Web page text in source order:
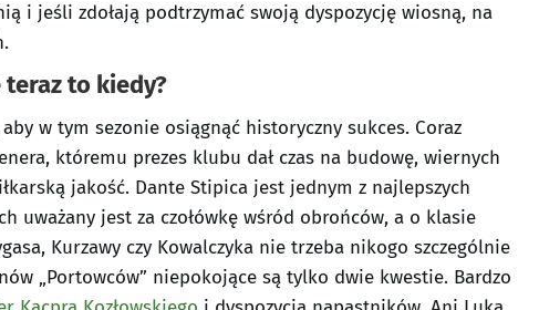
i jeśli zdołają podtrzymać swoją dyspozycję wiosną, na
teraz to kiedy?
w tym sezonie osiągnąć historyczny sukces. Coraz
któremu prezes klubu dał czas na budowę, wiernych
jakość. Dante Stipica jest jednym z najlepszych
uważany jest za czołówkę wśród obrońców, a o klasie
Kurzawy czy Kowalczyka nie trzeba nikogo szczególnie
„Portowców” niepokojące są tylko dwie kwestie. Bardzo